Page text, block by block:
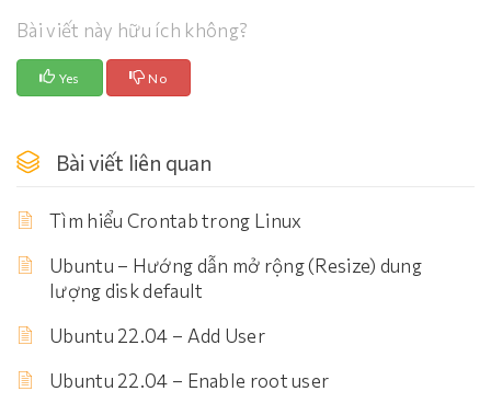
Bài viết này hữu ích không?
Yes No
Bài viết liên quan
Tìm hiểu Crontab trong Linux
Ubuntu – Hướng dẫn mở rộng (Resize) dung
lượng disk default
Ubuntu 22.04 – Add User
Ubuntu 22.04 – Enable root user